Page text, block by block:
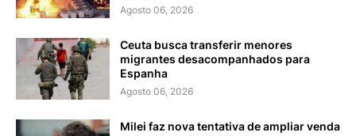
Agosto 06, 2026
Ceuta busca transferir menores
migrantes desacompanhados para
Espanha
Agosto 06, 2026
Milei faz nova tentativa de ampliar venda